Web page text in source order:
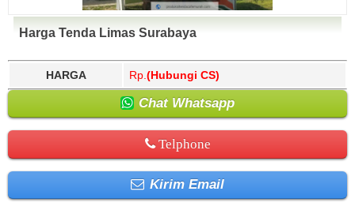
Harga Tenda Limas Surabaya
HARGA Rp. (Hubungi CS)
Chat Whatsapp
Telphone
Kirim Email